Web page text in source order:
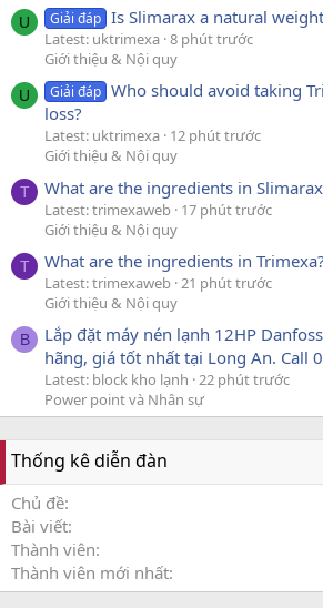
U Giải đáp Is Slimarax a natural
Latest: uktrimexa 8 phút trước
Giới thiệu & Nội quy
U Giải đáp Who should avoid taking
loss?
Latest: uktrimexa 12 phút trước
Giới thiệu & Nội quy
T What are the ingredients in
Latest: trimexaweb 17 phút trước
Giới thiệu & Nội quy
T What are the ingredients in Trimexa?
Latest: trimexaweb 21 phút trước
Giới thiệu & Nội quy
B
Lắp đặt máy nén lạnh 12HP
hãng, giá tốt nhất tại Long An. Call
Latest: block kho lạnh 22 phút trước
Power point và Nhân sự
Thống kê diễn đàn
Chủ đề
Bài viết
Thành viên
Thành viên mới nhất